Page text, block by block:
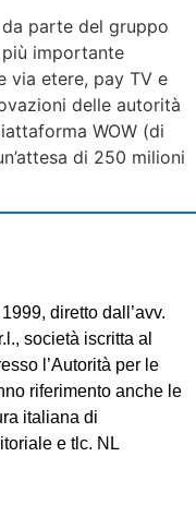
da parte del gruppo
più importante
via etere, pay TV e
delle autorità
WOW (di
di 250 milioni
diretto dall’avv.
società iscritta al
l’Autorità per le
riferimento anche le
italiana di
e tlc. NL